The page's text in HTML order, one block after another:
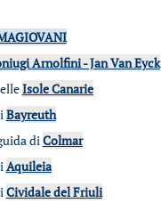
Arnolfini - Jan Van Eyck
Isole Canarie
Bayreuth
diColmar
Aquileia
Cividale del Friuli